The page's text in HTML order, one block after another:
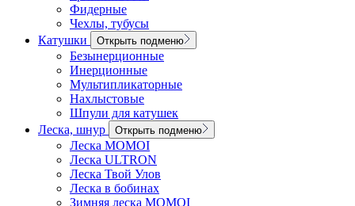
Фидерные
Чехлы, тубусы
Катушки
Открыть подменю
Безынерционные
Инерционные
Мультипликаторные
Нахлыстовые
Шпули для катушек
Леска, шнур
Открыть подменю
Леска MOMOI
Леска ULTRON
Леска Твой Улов
Леска в бобинах
Зимняя леска MOMOI